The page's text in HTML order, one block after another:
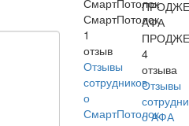
СмартПотолок
1
отзыв
Отзывы
сотрудников
о
СмартПотолок
АФА
4
отзыва
Отзывы
о АФА